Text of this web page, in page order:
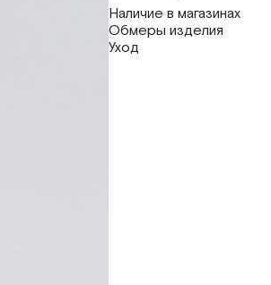
Наличие в магазинах
Флагман
г. Москва, Малая Бронная 16
Обмеры изделия
Уход